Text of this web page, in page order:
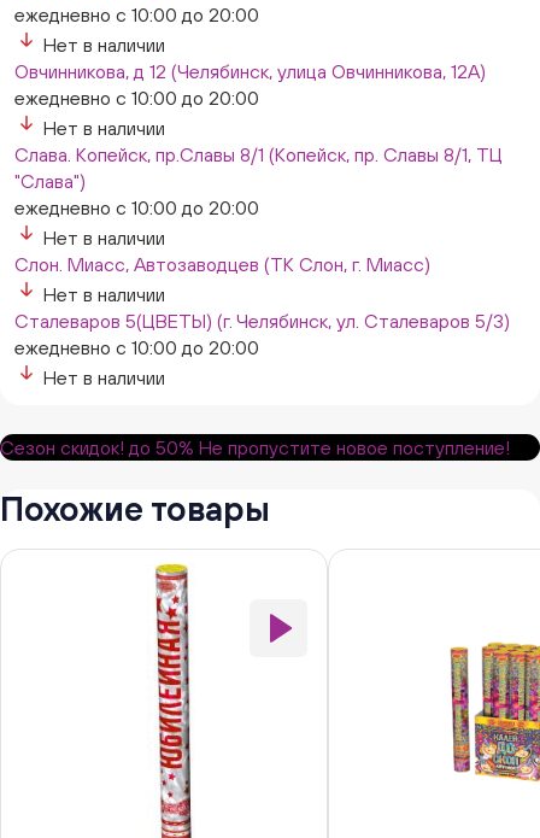
ежедневно с 10:00 до 20:00
Нет в наличии
Овчинникова, д 12 (Челябинск, улица Овчинникова, 12А)
ежедневно с 10:00 до 20:00
Нет в наличии
Слава. Копейск, пр.Славы 8/1 (Копейск, пр. Славы 8/1, ТЦ
"Слава")
ежедневно с 10:00 до 20:00
Нет в наличии
Слон. Миасс, Автозаводцев (ТК Слон, г. Миасс)
Нет в наличии
Сталеваров 5(ЦВЕТЫ) (г. Челябинск, ул. Сталеваров 5/3)
ежедневно с 10:00 до 20:00
Нет в наличии
Сезон скидок! до 50% Не пропустите новое поступление!
Похожие товары